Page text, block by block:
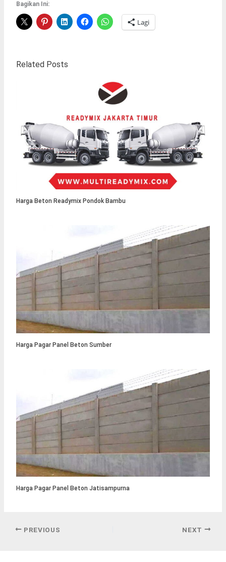
Bagikan Ini:
Lagi
Related Posts
Harga Beton Readymix Pondok Bambu
Harga Pagar Panel Beton Sumber
Harga Pagar Panel Beton Jatisampurna
PREVIOUS NEXT